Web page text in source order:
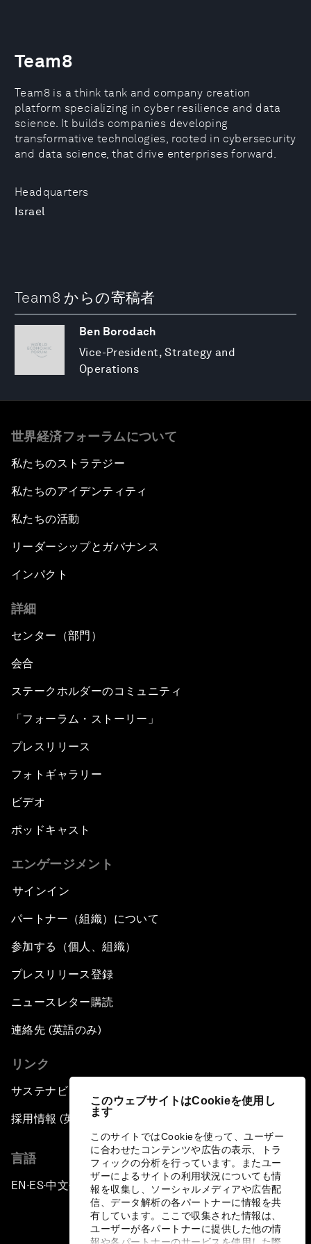
このウェブサイトはCookieを使用し
ます
このサイトではCookieを使って、ユーザー
に合わせたコンテンツや広告の表示、トラ
フィックの分析を行っています。またユー
ザーによるサイトの利用状況についても情
報を収集し、ソーシャルメディアや広告配
信、データ解析の各パートナーに情報を共
有しています。ここで収集された情報は、
ユーザーが各パートナーに提供した他の情
Headquarters
Israel
Team8
Team8 is a think tank and company creation
platform specializing in cyber resilience and data
science. It builds companies developing
transformative technologies, rooted in cybersecurity
and data science, that drive enterprises forward.
Team8 からの寄稿者
Ben Borodach
Vice-President, Strategy and
Operations
世界経済フォーラムについて
私たちのストラテジー
私たちのアイデンティティ
私たちの活動
リーダーシップとガバナンス
インパクト
詳細
センター（部門）
会合
ステークホルダーのコミュニティ
「フォーラム・ストーリー」
プレスリリース
フォトギャラリー
ビデオ
ポッドキャスト
エンゲージメント
サインイン
パートナー（組織）について
参加する（個人、組織）
プレスリリース登録
ニュースレター購読
連絡先 (英語のみ)
リンク
サステナビリティへの取り組み
採用情報 (英語のみ)
言語
EN ▪ ES▪中文▪ 日本語